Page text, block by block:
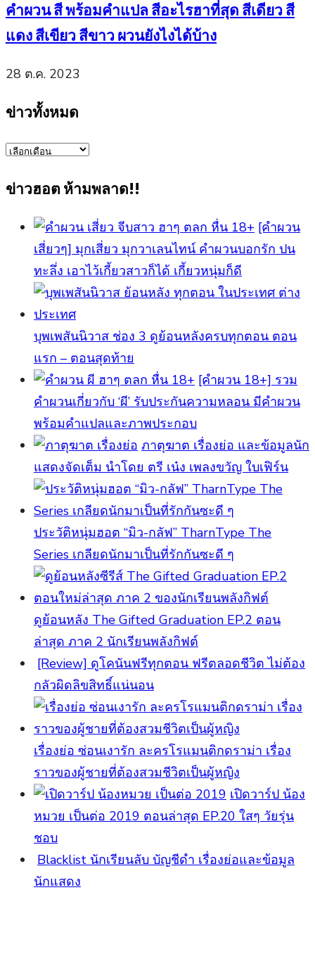
คำผวน สี พร้อมคำแปล สีอะไรฮาที่สุด สีเดียว สี
แดง สีเขียว สีขาว ผวนยังไงได้บ้าง
28 ต.ค. 2023
ข่าวทั้งหมด
ข่าว
ข่าวฮอต ห้ามพลาด!!
[คำผวน
เสี่ยวๆ] มุกเสี่ยว มุกวาเลนไทน์ คำผวนบอกรัก ปน
ทะลึ่ง เอาไว้เกี้ยวสาวก็ได้ เกี้ยวหนุ่มก็ดี
บุพเพสันนิวาส ช่อง 3 ดูย้อนหลังครบทุกตอน ตอน
แรก – ตอนสุดท้าย
[คําผวน 18+] รวม
คำผวนเกี่ยวกับ ‘ผี’ รับประกันความหลอน มีคำผวน
พร้อมคำแปลและภาพประกอบ
ภาตุฆาต เรื่องย่อ และข้อมูลนัก
แสดงจัดเต็ม นำโดย ตรี เน๋ง เพลงขวัญ ใบเฟิร์น
ประวัติหนุ่มฮอต “มิว-กลัฟ” TharnType The
Series เกลียดนักมาเป็นที่รักกันซะดี ๆ
ดูย้อนหลัง The Gifted Graduation EP.2 ตอน
ล่าสุด ภาค 2 นักเรียนพลังกิฟต์
[Review] ดูโคนันฟรีทุกตอน ฟรีตลอดชีวิต ไม่ต้อง
กลัวผิดลิขสิทธิ์แน่นอน
เรื่องย่อ ซ่อนเงารัก ละครโรแมนติกดราม่า เรื่อง
ราวของผู้ชายที่ต้องสวมชีวิตเป็นผู้หญิง
เปิดวาร์ป น้อง
หมวย เป็นต่อ 2019 ตอนล่าสุด EP.20 ใสๆ วัยรุ่น
ชอบ
Blacklist นักเรียนลับ บัญชีดำ เรื่องย่อและข้อมูล
นักแสดง